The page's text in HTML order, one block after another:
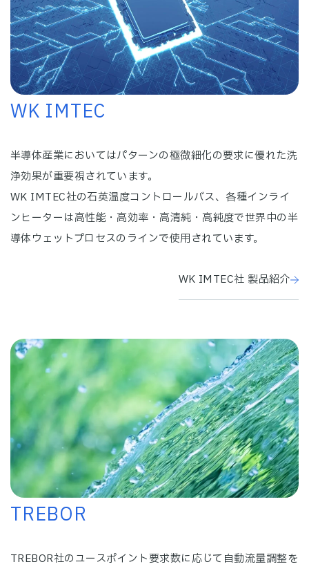
WK IMTEC
半導体産業においてはパターンの極微細化の要求に優れた洗
浄効果が重要視されています。
WK IMTEC社の石英温度コントロールバス、各種インライ
ンヒーターは高性能・高効率・高清純・高純度で世界中の半
導体ウェットプロセスのラインで使用されています。
WK IMTEC社 製品紹介
TREBOR
TREBOR社のユースポイント要求数に応じて自動流量調整を